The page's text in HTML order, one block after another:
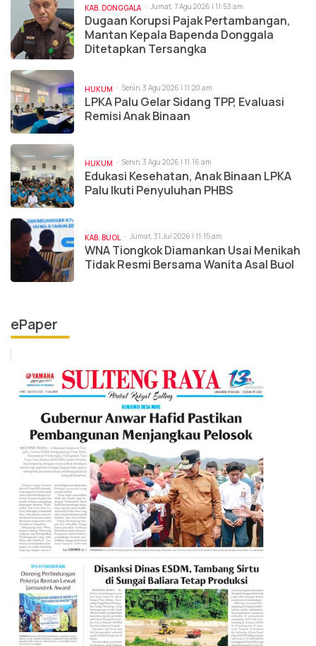
KAB. DONGGALA Jumat, 7 Agu 2026 | 11:53 am
Dugaan Korupsi Pajak Pertambangan,
Mantan Kepala Bapenda Donggala
Ditetapkan Tersangka
HUKUM Senin, 3 Agu 2026 | 11:20 am
LPKA Palu Gelar Sidang TPP, Evaluasi
Remisi Anak Binaan
HUKUM Senin, 3 Agu 2026 | 11:16 am
Edukasi Kesehatan, Anak Binaan LPKA
Palu Ikuti Penyuluhan PHBS
KAB. BUOL Jumat, 31 Jul 2026 | 11:15 am
WNA Tiongkok Diamankan Usai Menikah
Tidak Resmi Bersama Wanita Asal Buol
ePaper